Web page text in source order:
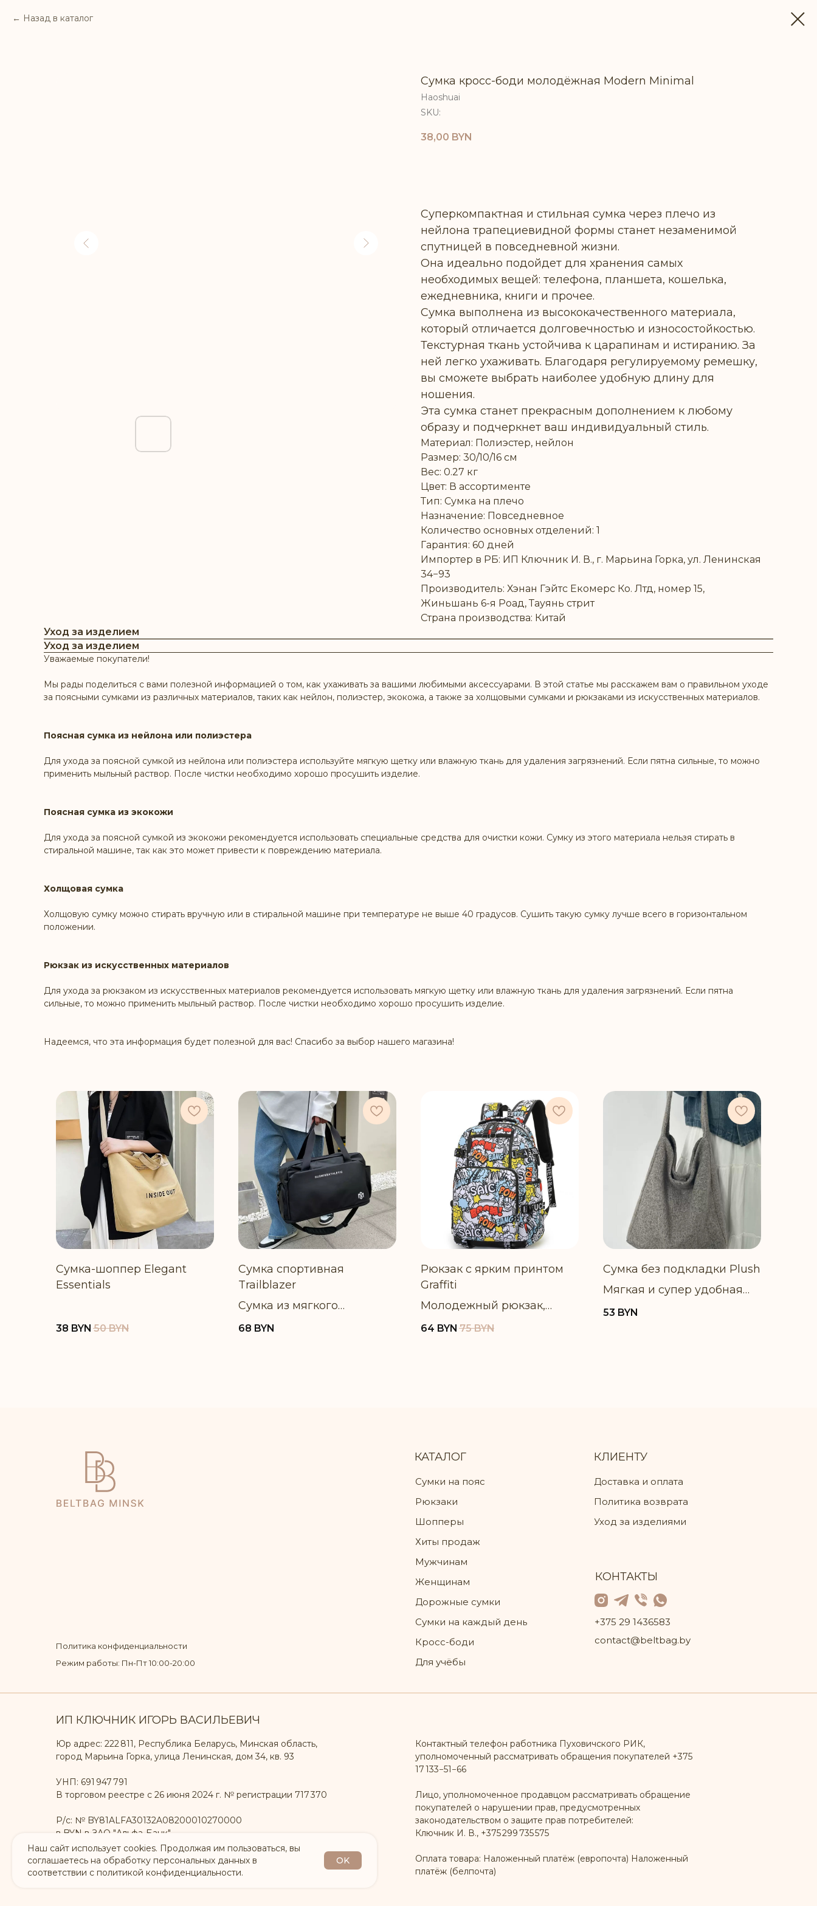
Назад в каталог
Сумка кросс-боди молодёжная Modern Minimal
Haoshuai
SKU:
38,00 BYN
Суперкомпактная и стильная сумка через плечо из
нейлона трапециевидной формы станет незаменимой
спутницей в повседневной жизни.
Она идеально подойдет для хранения самых
необходимых вещей: телефона, планшета, кошелька,
ежедневника, книги и прочее.
Сумка выполнена из высококачественного материала,
который отличается долговечностью и износостойкостью.
Текстурная ткань устойчива к царапинам и истиранию. За
ней легко ухаживать. Благодаря регулируемому ремешку,
вы сможете выбрать наиболее удобную длину для
ношения.
Эта сумка станет прекрасным дополнением к любому
образу и подчеркнет ваш индивидуальный стиль.
Материал: Полиэстер, нейлон
Размер: 30/10/16 см
Вес: 0.27 кг
Цвет: В ассортименте
Тип: Сумка на плечо
Назначение: Повседневное
Количество основных отделений: 1
Гарантия: 60 дней
Импортер в РБ: ИП Ключник И. В., г. Марьина Горка, ул. Ленинская
34−93
Производитель: Хэнан Гэйтс Екомерс Ко. Лтд, номер 15,
Жиньшань 6-я Роад, Тауянь стрит
Страна производства: Китай
Уход за изделием
Уход за изделием
Уважаемые покупатели!
Мы рады поделиться с вами полезной информацией о том, как ухаживать за вашими любимыми аксессуарами. В этой статье мы расскажем вам о правильном уходе
за поясными сумками из различных материалов, таких как нейлон, полиэстер, экокожа, а также за холщовыми сумками и рюкзаками из искусственных материалов.
Поясная сумка из нейлона или полиэстера
Для ухода за поясной сумкой из нейлона или полиэстера используйте мягкую щетку или влажную ткань для удаления загрязнений. Если пятна сильные, то можно
применить мыльный раствор. После чистки необходимо хорошо просушить изделие.
Поясная сумка из экокожи
Для ухода за поясной сумкой из экокожи рекомендуется использовать специальные средства для очистки кожи. Сумку из этого материала нельзя стирать в
стиральной машине, так как это может привести к повреждению материала.
Холщовая сумка
Холщовую сумку можно стирать вручную или в стиральной машине при температуре не выше 40 градусов. Сушить такую сумку лучше всего в горизонтальном
положении.
Рюкзак из искусственных материалов
Для ухода за рюкзаком из искусственных материалов рекомендуется использовать мягкую щетку или влажную ткань для удаления загрязнений. Если пятна
сильные, то можно применить мыльный раствор. После чистки необходимо хорошо просушить изделие.
Надеемся, что эта информация будет полезной для вас! Спасибо за выбор нашего магазина!
Сумка-шоппер Elegant
Essentials
38 BYN 50 BYN
Сумка спортивная
Trailblazer
Сумка из мягкого
полиуретана с отсеком для
68 BYN
Рюкзак с ярким принтом
Graffiti
Молодежный рюкзак,
соответствующий всем
64 BYN 75 BYN
Сумка без подкладки Plush
Мягкая и супер удобная
сумочка с клатчем в
53 BYN
Политика конфиденциальности
Режим работы: Пн-Пт 10:00-20:00
КАТАЛОГ
Сумки на пояс
+375 29 1436583
Рюкзаки
Шопперы
Хиты продаж
Мужчинам
Женщинам
Дорожные сумки
Сумки на каждый день
Кросс-боди
Для учёбы
КЛИЕНТУ
Доставка и оплата
Политика возврата
Уход за изделиями
КОНТАКТЫ
contact@beltbag.by
ИП КЛЮЧНИК ИГОРЬ ВАСИЛЬЕВИЧ
Юр адрес: 222 811, Республика Беларусь, Минская область,
город Марьина Горка, улица Ленинская, дом 34, кв. 93
УНП: 691 947 791
В торговом реестре с 26 июня 2024 г. № регистрации 717 370
Р/с: № BY81ALFA30132A08200010270000
в BYN в ЗАО "Альфа-Банк"
БИК: ALFABY2X
Контактный телефон работника Пуховичского РИК,
уполномоченный рассматривать обращения покупателей +375
17 133−51−66
Лицо, уполномоченное продавцом рассматривать обращение
покупателей о нарушении прав, предусмотренных
законодательством о защите прав потребителей:
Ключник И. В., +375 299 735 575
Оплата товара: Наложенный платёж (европочта) Наложенный
платёж (белпочта)
Наш сайт использует cookies. Продолжая им пользоваться, вы
соглашаетесь на обработку персональных данных в
соответствии с политикой конфиденциальности.
OK